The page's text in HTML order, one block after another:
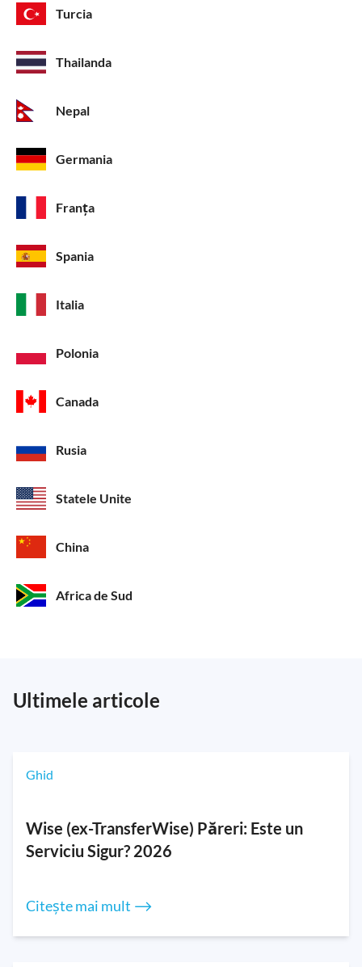
Turcia
Thailanda
Nepal
Germania
Franța
Spania
Italia
Polonia
Canada
Rusia
Statele Unite
China
Africa de Sud
Ultimele articole
Ghid
Wise (ex-TransferWise) Păreri: Este un
Serviciu Sigur? 2026
Citește mai mult ⟶